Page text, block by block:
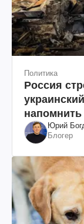
Политика
Россия
напомнить
Юрий
Блогер